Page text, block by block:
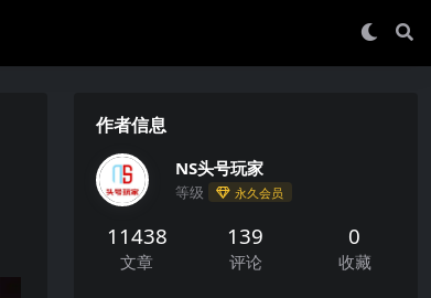
作者信息
NS头号玩家
等级 永久会员
11438
文章
139
评论
0
收藏